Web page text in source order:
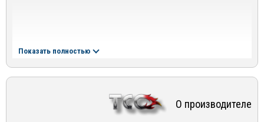
Показать полностью
О производителе